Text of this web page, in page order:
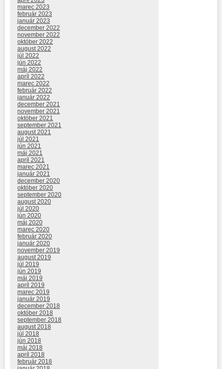
marec 2023
február 2023
január 2023
december 2022
november 2022
október 2022
august 2022
júl 2022
jún 2022
máj 2022
apríl 2022
marec 2022
február 2022
január 2022
december 2021
november 2021
október 2021
september 2021
august 2021
júl 2021
jún 2021
máj 2021
apríl 2021
marec 2021
január 2021
december 2020
október 2020
september 2020
august 2020
júl 2020
jún 2020
máj 2020
marec 2020
február 2020
január 2020
november 2019
august 2019
júl 2019
jún 2019
máj 2019
apríl 2019
marec 2019
január 2019
december 2018
október 2018
september 2018
august 2018
júl 2018
jún 2018
máj 2018
apríl 2018
február 2018